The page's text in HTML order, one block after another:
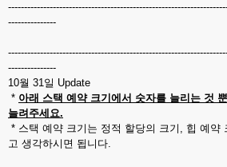
---------------
---------------
10월 31일 Update
* 아래 스택 예약 크기에서 숫자를 늘리는 것
늘려주세요.
* 스택 예약 크기는 정적 할당의 크기, 힙 예약
고 생각하시면 됩니다.